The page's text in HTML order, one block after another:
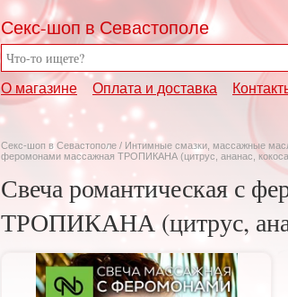
Секс-шоп в Севастополе
О магазине Оплата и доставка
Секс-шоп в Севастополе / Интимные смазки, массажные
феромонами массажная ТРОПИКАНА (цитрус, ананас,
Свеча романтическая с
ТРОПИКАНА (цитрус,